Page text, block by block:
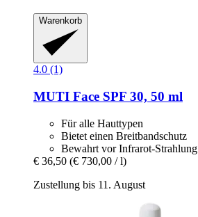
Warenkorb
4.0 (1)
MUTI Face SPF 30, 50 ml
Für alle Hauttypen
Bietet einen Breitbandschutz
Bewahrt vor Infrarot-Strahlung
€ 36,50 (€ 730,00 / l)
Zustellung bis 11. August